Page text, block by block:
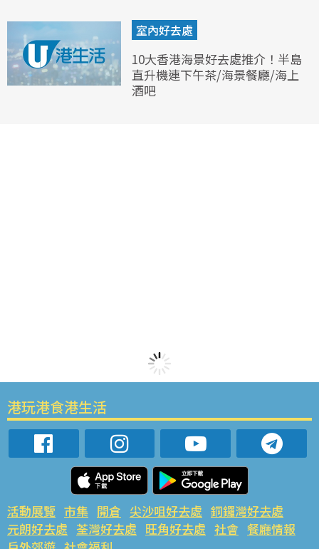
室內好去處
10大香港海景好去處推介！半島
直升機連下午茶/海景餐廳/海上
酒吧
港玩港食港生活
活動展覽 市集 開倉 尖沙咀好去處 銅鑼灣好去處
元朗好去處 荃灣好去處 旺角好去處 社會 餐廳情報